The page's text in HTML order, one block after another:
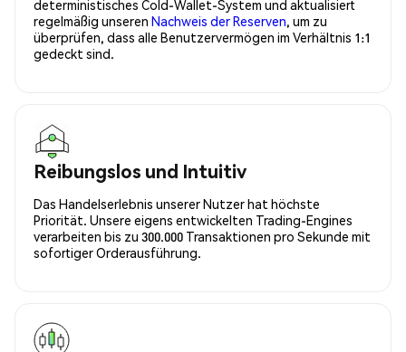
deterministisches Cold-Wallet-System und aktualisiert
regelmäßig unseren Nachweis der Reserven, um zu
überprüfen, dass alle Benutzervermögen im Verhältnis 1:1
gedeckt sind.
Reibungslos und Intuitiv
Das Handelserlebnis unserer Nutzer hat höchste
Priorität. Unsere eigens entwickelten Trading-Engines
verarbeiten bis zu 300.000 Transaktionen pro Sekunde mit
sofortiger Orderausführung.